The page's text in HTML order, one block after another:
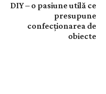
DIY – o pasiune utilă ce
presupune
confecționarea de
obiecte